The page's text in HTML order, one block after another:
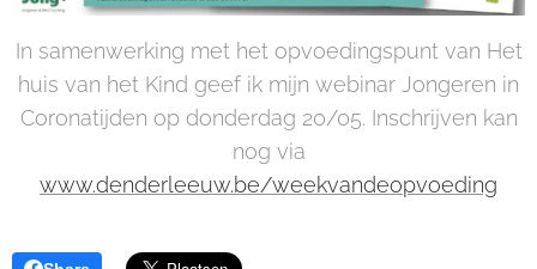
In samenwerking met het opvoedingspunt van Het
huis van het Kind geef ik mijn webinar Jongeren in
Coronatijden op donderdag 20/05. Inschrijven kan
nog via
www.denderleeuw.be/weekvandeopvoeding